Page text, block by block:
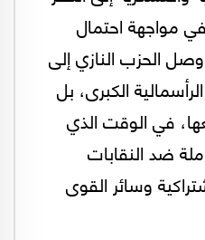
مواجهة احتمال
الحزب النازي إلى
الكبرى، بل
في الوقت الذي
ضد النقابات
وسائر القوى